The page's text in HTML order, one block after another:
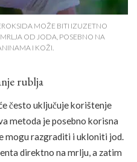
MOŽE BITI IZUZETNO
OD JODA, POSEBNO NA
I KOŽI.
rublja
često uključuje korištenje
metoda je posebno korisna
mogu razgraditi i ukloniti jod.
direktno na mrlju, a zatim